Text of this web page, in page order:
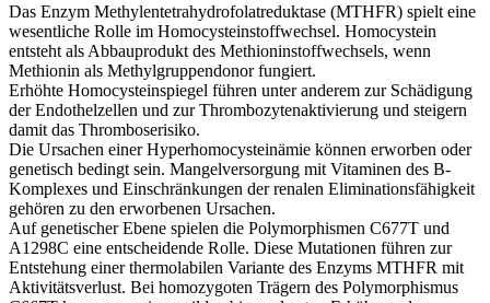
Das Enzym Methylentetrahydrofolatreduktase (MTHFR) spielt eine
wesentliche Rolle im Homocysteinstoffwechsel. Homocystein
entsteht als Abbauprodukt des Methioninstoffwechsels, wenn
Methionin als Methylgruppendonor fungiert.
Erhöhte Homocysteinspiegel führen unter anderem zur Schädigung
der Endothelzellen und zur Thrombozytenaktivierung und steigern
damit das Thromboserisiko.
Die Ursachen einer Hyperhomocysteinämie können erworben oder
genetisch bedingt sein. Mangelversorgung mit Vitaminen des B-
Komplexes und Einschränkungen der renalen Eliminationsfähigkeit
gehören zu den erworbenen Ursachen.
Auf genetischer Ebene spielen die Polymorphismen C677T und
A1298C eine entscheidende Rolle. Diese Mutationen führen zur
Entstehung einer thermolabilen Variante des Enzyms MTHFR mit
Aktivitätsverlust. Bei homozygoten Trägern des Polymorphismus